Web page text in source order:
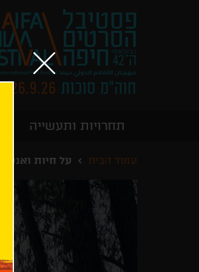
תחרויות ותעשייה
עמוד הבית על חיות ואנשים